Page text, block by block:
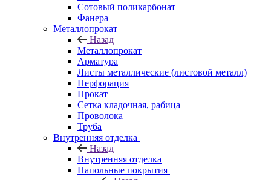
Сотовый поликарбонат
Фанера
Металлопрокат
Назад
Металлопрокат
Арматура
Листы металлические (листовой металл)
Перфорация
Прокат
Сетка кладочная, рабица
Проволока
Труба
Внутренняя отделка
Назад
Внутренняя отделка
Напольные покрытия